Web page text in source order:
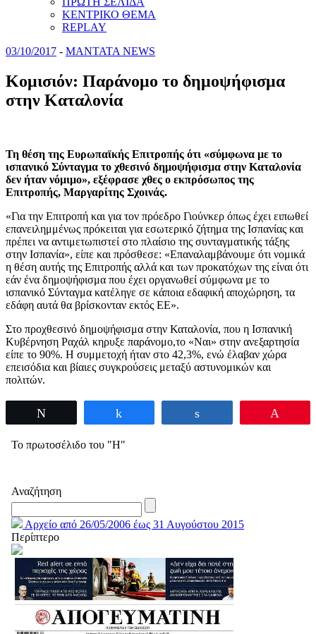
ΚΕΝΤΡΙΚΟ ΘΕΜΑ
REPLAY
03/10/2017 - MANTATA NEWS
Κομισιόν: Παράνομο το δημοψήφισμα
στην Καταλονία
Τη θέση της Ευρωπαϊκής Επιτροπής ότι «σύμφωνα με το
ισπανικό Σύνταγμα το χθεσινό δημοψήφισμα στην Καταλονία
δεν ήταν νόμιμο», εξέφρασε χθες ο εκπρόσωπος της
Επιτροπής, Μαργαρίτης Σχοινάς.
«Για την Επιτροπή και για τον πρόεδρο Γιούνκερ όπως έχει ειπωθεί
επανειλημμένως πρόκειται για εσωτερικό ζήτημα της Ισπανίας και
πρέπει να αντιμετωπιστεί στο πλαίσιο της συνταγματικής τάξης
στην Ισπανία», είπε και πρόσθεσε: «Επαναλαμβάνουμε ότι νομικά
η θέση αυτής της Επιτροπής αλλά και των προκατόχων της είναι ότι
εάν ένα δημοψήφισμα που έχει οργανωθεί σύμφωνα με το
ισπανικό Σύνταγμα κατέληγε σε κάποια εδαφική αποχώρηση, τα
εδάφη αυτά θα βρίσκονταν εκτός ΕΕ».
Στο προχθεσινό δημοψήφισμα στην Καταλονία, που η Ισπανική
Κυβέρνηση Ραχάλ κηρυξε παράνομο,το «Ναι» στην ανεξαρτησία
είπε το 90%. Η συμμετοχή ήταν στο 42,3%, ενώ έλαβαν χώρα
επεισόδια και βίαιες συγκρούσεις μεταξύ αστυνομικών και
πολιτών.
Το πρωτοσέλιδο του "Η"
Αναζήτηση
Αρχείο από 26/05/2006 έως 31 Αυγούστου 2015
Περίπτερο